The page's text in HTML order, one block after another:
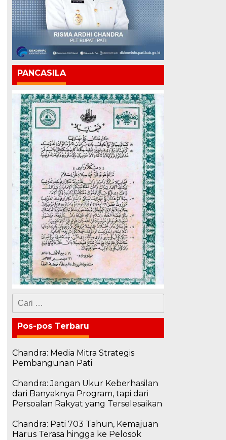
PANCASILA
Cari
untuk:
Pos-pos Terbaru
Chandra: Media Mitra Strategis
Pembangunan Pati
Chandra: Jangan Ukur Keberhasilan
dari Banyaknya Program, tapi dari
Persoalan Rakyat yang Terselesaikan
Chandra: Pati 703 Tahun, Kemajuan
Harus Terasa hingga ke Pelosok